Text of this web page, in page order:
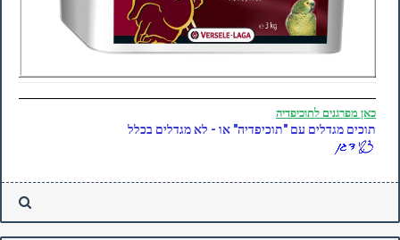
כאן מפרגנים לתוכיפדיה
תוכים מגדלים עם "תוכיפדיה" או - לא מגדלים בכלל